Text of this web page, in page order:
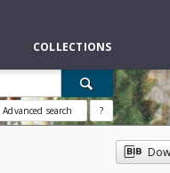
COLLECTIONS
Advanced search ?